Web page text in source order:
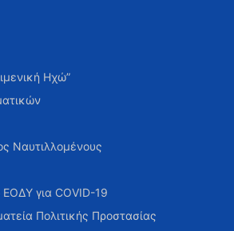
Ηχώ”
Ναυτιλλομένους
για COVID-19
Πολιτικής Προστασίας